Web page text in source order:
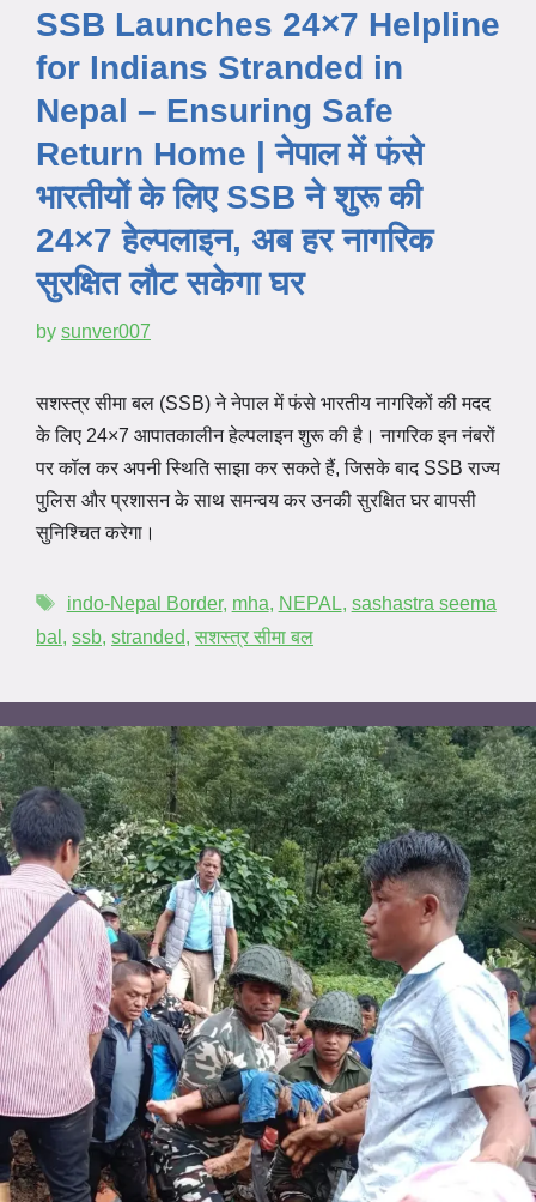
SSB Launches 24×7 Helpline
for Indians Stranded in
Nepal – Ensuring Safe
Return Home | नेपाल में फंसे
भारतीयों के लिए SSB ने शुरू की
24×7 हेल्पलाइन, अब हर नागरिक
सुरक्षित लौट सकेगा घर
by sunver007
सशस्त्र सीमा बल (SSB) ने नेपाल में फंसे भारतीय नागरिकों की मदद
के लिए 24×7 आपातकालीन हेल्पलाइन शुरू की है। नागरिक इन नंबरों
पर कॉल कर अपनी स्थिति साझा कर सकते हैं, जिसके बाद SSB राज्य
पुलिस और प्रशासन के साथ समन्वय कर उनकी सुरक्षित घर वापसी
सुनिश्चित करेगा।
indo-Nepal Border, mha, NEPAL, sashastra seema
bal , ssb, stranded, सशस्त्र सीमा बल